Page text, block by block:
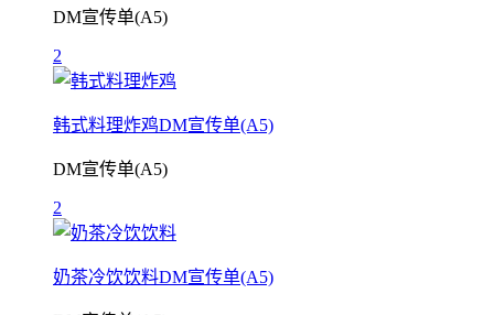
DM宣传单(A5)
2
韩式料理炸鸡DM宣传单(A5)
DM宣传单(A5)
2
奶茶冷饮饮料DM宣传单(A5)